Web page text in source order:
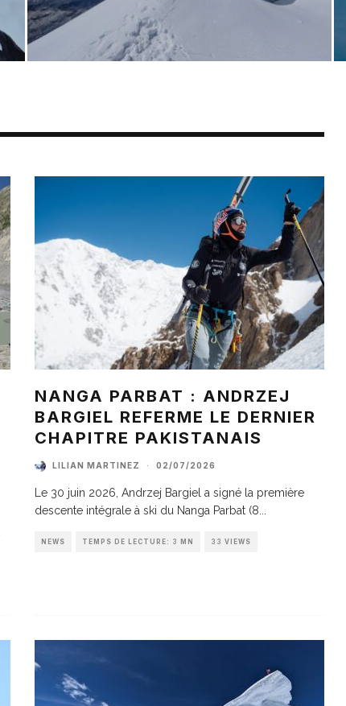
NANGA PARBAT : ANDRZEJ
BARGIEL REFERME LE DERNIER
CHAPITRE PAKISTANAIS
LILIAN MARTINEZ · 02/07/2026
Le 30 juin 2026, Andrzej Bargiel a signé la première
descente intégrale à ski du Nanga Parbat (8
NEWS TEMPS DE LECTURE: 3 MN 33 VIEWS